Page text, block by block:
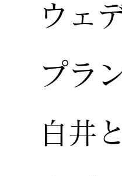
ウェ
プラ
白井